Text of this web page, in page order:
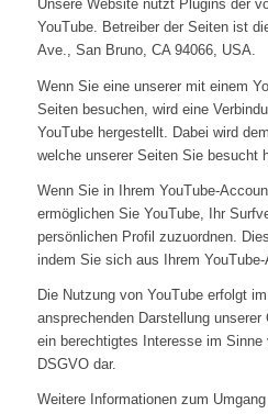
Unsere Website nutzt Plugins der
YouTube. Betreiber der Seiten ist
Ave., San Bruno, CA 94066, USA.
Wenn Sie eine unserer mit einem
Seiten besuchen, wird eine
YouTube hergestellt. Dabei wird
welche unserer Seiten Sie besucht
Wenn Sie in Ihrem YouTube-
ermöglichen Sie YouTube, Ihr
persönlichen Profil zuzuordnen.
indem Sie sich aus Ihrem YouTube-
Die Nutzung von YouTube erfolgt
ansprechenden Darstellung
ein berechtigtes Interesse im
DSGVO dar.
Weitere Informationen zum